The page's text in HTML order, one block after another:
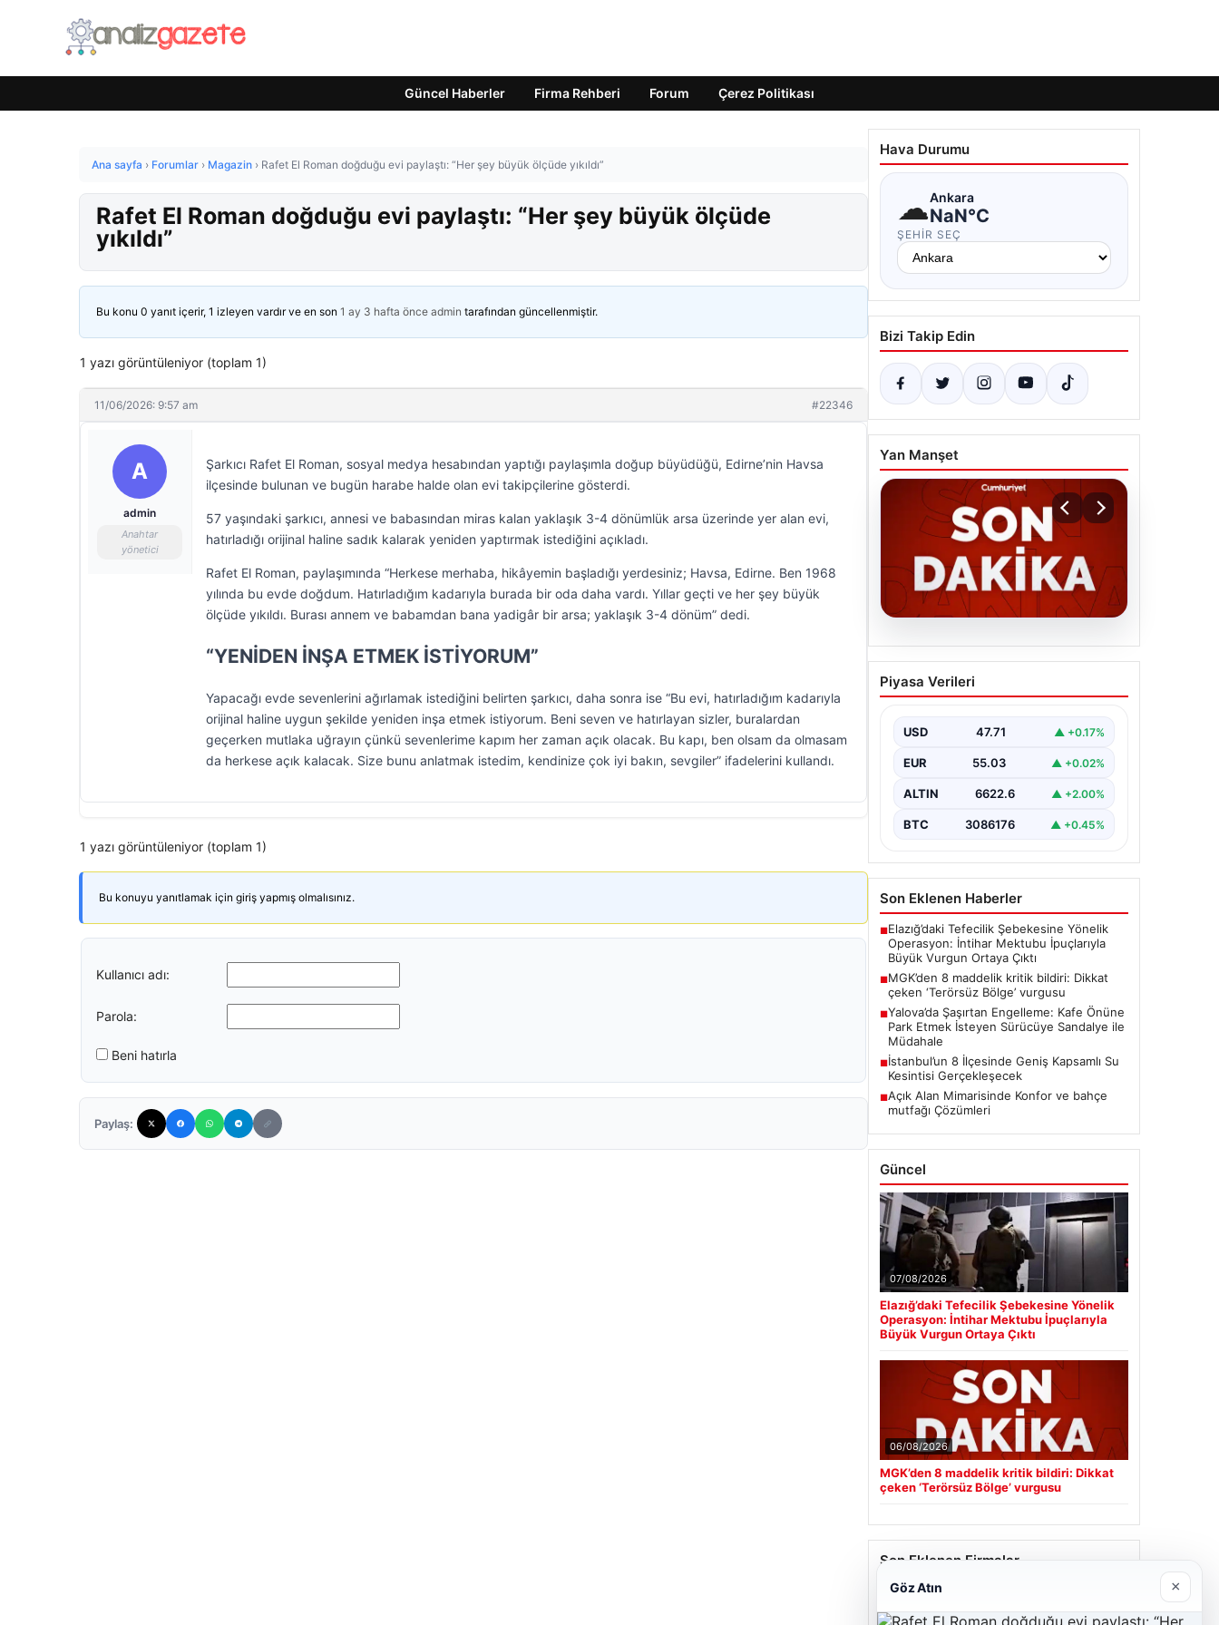
Güncel Haberler Firma Rehberi Forum Çerez Politikası
Ana sayfa › Forumlar › Magazin › Rafet El Roman doğduğu evi paylaştı: “Her şey büyük ölçüde yıkıldı”
Rafet El Roman doğduğu evi paylaştı: “Her şey büyük ölçüde
yıkıldı”
Bu konu 0 yanıt içerir, 1 izleyen vardır ve en son 1 ay 3 hafta önce admin tarafından güncellenmiştir.
1 yazı görüntüleniyor (toplam 1)
11/06/2026: 9:57 am #22346
A
admin
Anahtar
yönetici
Şarkıcı Rafet El Roman, sosyal medya hesabından yaptığı paylaşımla doğup büyüdüğü, Edirne’nin Havsa
ilçesinde bulunan ve bugün harabe halde olan evi takipçilerine gösterdi.
57 yaşındaki şarkıcı, annesi ve babasından miras kalan yaklaşık 3-4 dönümlük arsa üzerinde yer alan evi,
hatırladığı orijinal haline sadık kalarak yeniden yaptırmak istediğini açıkladı.
Rafet El Roman, paylaşımında “Herkese merhaba, hikâyemin başladığı yerdesiniz; Havsa, Edirne. Ben 1968
yılında bu evde doğdum. Hatırladığım kadarıyla burada bir oda daha vardı. Yıllar geçti ve her şey büyük
ölçüde yıkıldı. Burası annem ve babamdan bana yadigâr bir arsa; yaklaşık 3-4 dönüm” dedi.
“YENİDEN İNŞA ETMEK İSTİYORUM”
Yapacağı evde sevenlerini ağırlamak istediğini belirten şarkıcı, daha sonra ise “Bu evi, hatırladığım kadarıyla
orijinal haline uygun şekilde yeniden inşa etmek istiyorum. Beni seven ve hatırlayan sizler, buralardan
geçerken mutlaka uğrayın çünkü sevenlerime kapım her zaman açık olacak. Bu kapı, ben olsam da olmasam
da herkese açık kalacak. Size bunu anlatmak istedim, kendinize çok iyi bakın, sevgiler” ifadelerini kullandı.
1 yazı görüntüleniyor (toplam 1)
Bu konuyu yanıtlamak için giriş yapmış olmalısınız.
Kullanıcı adı:
Parola:
Beni hatırla
Paylaş:
Hava Durumu
☁Ankara
NaN°C
ŞEHIR SEÇ
Bizi Takip Edin
Yan Manşet
06.08.2026
MGK’den 8 maddelik kritik
bildiri: Dikkat çeken
Piyasa Verileri
USD 47.71 ▲ +0.17%
EUR 55.03 ▲ +0.02%
ALTIN 6622.6 ▲ +2.00%
BTC 3086176 ▲ +0.45%
Son Eklenen Haberler
■Elazığ’daki Tefecilik Şebekesine Yönelik
Operasyon: İntihar Mektubu İpuçlarıyla
Büyük Vurgun Ortaya Çıktı
■MGK’den 8 maddelik kritik bildiri: Dikkat
çeken ‘Terörsüz Bölge’ vurgusu
■Yalova’da Şaşırtan Engelleme: Kafe Önüne
Park Etmek İsteyen Sürücüye Sandalye ile
Müdahale
■İstanbul’un 8 İlçesinde Geniş Kapsamlı Su
Kesintisi Gerçekleşecek
■Açık Alan Mimarisinde Konfor ve bahçe
mutfağı Çözümleri
Güncel
07/08/2026
Elazığ’daki Tefecilik Şebekesine Yönelik
Operasyon: İntihar Mektubu İpuçlarıyla
Büyük Vurgun Ortaya Çıktı
06/08/2026
MGK’den 8 maddelik kritik bildiri: Dikkat
çeken ‘Terörsüz Bölge’ vurgusu
Son Eklenen Firmalar
Göz Atın ×